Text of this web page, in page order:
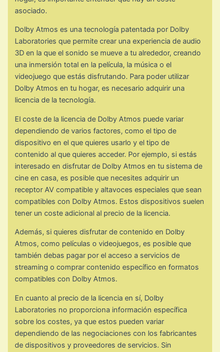
asociado.
Dolby Atmos es una tecnología patentada por Dolby
Laboratories que permite crear una experiencia de audio
3D en la que el sonido se mueve a tu alrededor, creando
una inmersión total en la película, la música o el
videojuego que estás disfrutando. Para poder utilizar
Dolby Atmos en tu hogar, es necesario adquirir una
licencia de la tecnología.
El coste de la licencia de Dolby Atmos puede variar
dependiendo de varios factores, como el tipo de
dispositivo en el que quieres usarlo y el tipo de
contenido al que quieres acceder. Por ejemplo, si estás
interesado en disfrutar de Dolby Atmos en tu sistema de
cine en casa, es posible que necesites adquirir un
receptor AV compatible y altavoces especiales que sean
compatibles con Dolby Atmos. Estos dispositivos suelen
tener un coste adicional al precio de la licencia.
Además, si quieres disfrutar de contenido en Dolby
Atmos, como películas o videojuegos, es posible que
también debas pagar por el acceso a servicios de
streaming o comprar contenido específico en formatos
compatibles con Dolby Atmos.
En cuanto al precio de la licencia en sí, Dolby
Laboratories no proporciona información específica
sobre los costes, ya que estos pueden variar
dependiendo de las negociaciones con los fabricantes
de dispositivos y proveedores de servicios. Sin